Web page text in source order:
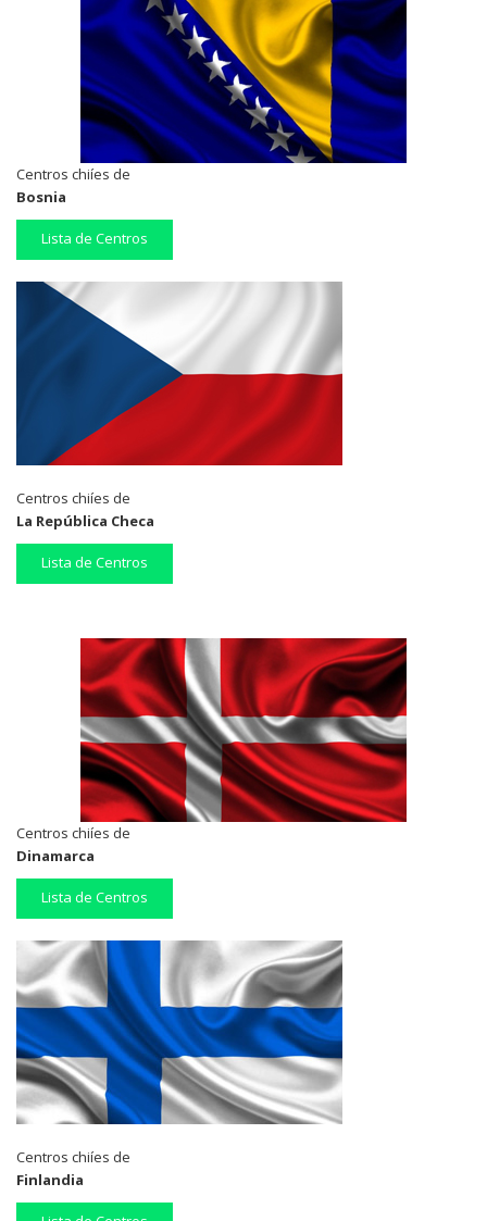
Centros chiíes de
Bosnia
Lista de Centros
Centros chiíes de
La República Checa
Lista de Centros
Centros chiíes de
Dinamarca
Lista de Centros
Centros chiíes de
Finlandia